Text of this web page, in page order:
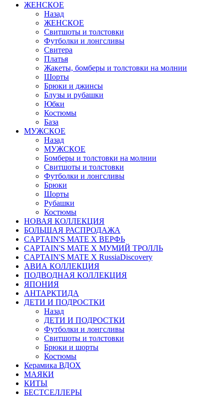
ЖЕНСКОЕ
Назад
ЖЕНСКОЕ
Свитшоты и толстовки
Футболки и лонгсливы
Свитера
Платья
Жакеты, бомберы и толстовки на молнии
Шорты
Брюки и джинсы
Блузы и рубашки
Юбки
Костюмы
База
МУЖСКОЕ
Назад
МУЖСКОЕ
Бомберы и толстовки на молнии
Свитшоты и толстовки
Футболки и лонгсливы
Брюки
Шорты
Рубашки
Костюмы
НОВАЯ КОЛЛЕКЦИЯ
БОЛЬШАЯ РАСПРОДАЖА
CAPTAIN'S MATE X ВЕРФЬ
CAPTAIN'S MATE Х МУМИЙ ТРОЛЛЬ
CAPTAIN'S MATE X RussiaDiscovery
АВИА КОЛЛЕКЦИЯ
ПОДВОДНАЯ КОЛЛЕКЦИЯ
ЯПОНИЯ
АНТАРКТИДА
ДЕТИ И ПОДРОСТКИ
Назад
ДЕТИ И ПОДРОСТКИ
Футболки и лонгсливы
Свитшоты и толстовки
Брюки и шорты
Костюмы
Керамика ВДОХ
МАЯКИ
КИТЫ
БЕСТСЕЛЛЕРЫ